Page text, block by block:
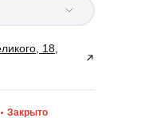
18,
Закрыто